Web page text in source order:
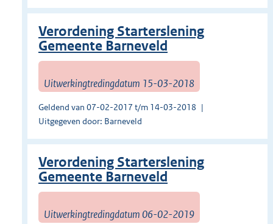
Verordening Starterslening
Gemeente Barneveld
Uitwerkingtredingdatum 15-03-2018
Geldend van 07-02-2017 t/m 14-03-2018
Uitgegeven door: Barneveld
Verordening Starterslening
Gemeente Barneveld
Uitwerkingtredingdatum 06-02-2019